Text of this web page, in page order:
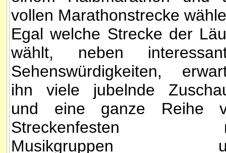
vollen Marathonstrecke
Egal welche Strecke der
wählt, neben
Sehenswürdigkeiten,
ihn viele jubelnde
und eine ganze Reihe
Streckenfesten
Musikgruppen